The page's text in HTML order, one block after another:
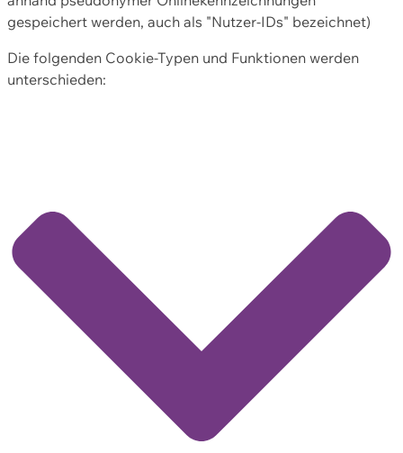
gespeichert werden, auch als "Nutzer-IDs" bezeichnet)
Die folgenden Cookie-Typen und Funktionen werden
unterschieden: